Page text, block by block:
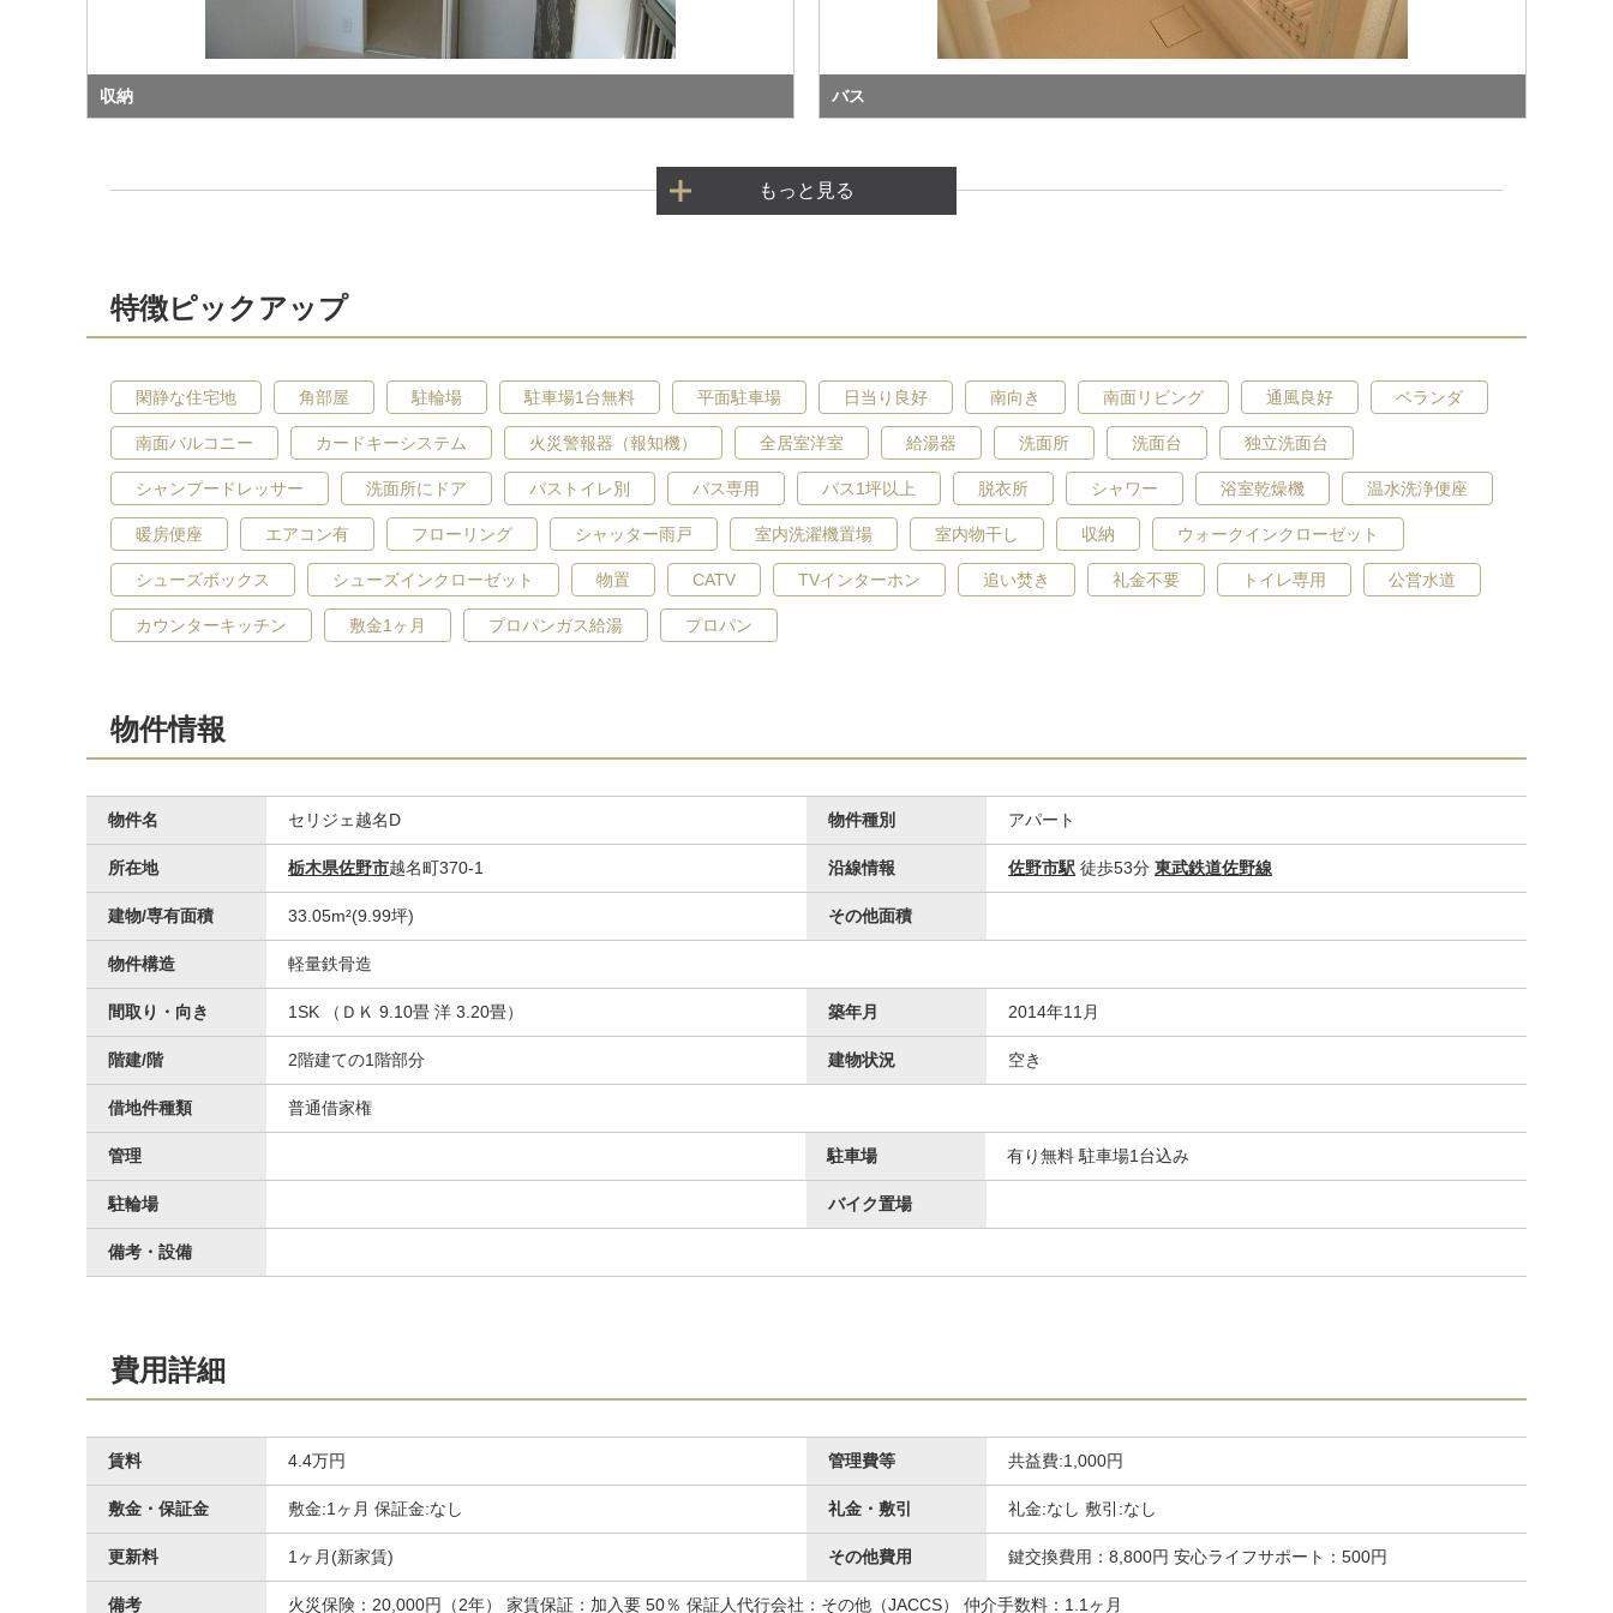
収納 バス
トイレ
洗面台・洗面所
その他設備
その他 その他共用部分
もっと見る
特徴ピックアップ
閑静な住宅地 角部屋 駐輪場 駐車場1台無料 平面駐車場 日当り良好 南向き 南面リビング 通風良好 ベランダ
南面バルコニー カードキーシステム 火災警報器（報知機） 全居室洋室 給湯器 洗面所 洗面台 独立洗面台
シャンプードレッサー 洗面所にドア バストイレ別 バス専用 バス1坪以上 脱衣所 シャワー 浴室乾燥機 温水洗浄便座
暖房便座 エアコン有 フローリング シャッター雨戸 室内洗濯機置場 室内物干し 収納 ウォークインクローゼット
シューズボックス シューズインクローゼット 物置 CATV TVインターホン 追い焚き 礼金不要 トイレ専用 公営水道
カウンターキッチン 敷金1ヶ月 プロパンガス給湯 プロパン
物件情報
物件名 セリジェ越名D 物件種別 アパート
所在地 栃木県佐野市越名町370-1 沿線情報 佐野市駅 徒歩53分 東武鉄道佐野線
建物/専有面積 33.05m²(9.99坪) その他面積
物件構造 軽量鉄骨造
間取り・向き 1SK （ＤＫ 9.10畳 洋 3.20畳） 築年月 2014年11月
階建/階 2階建ての1階部分 建物状況 空き
借地件種類 普通借家権
管理 駐車場 有り無料 駐車場1台込み
駐輪場 バイク置場
備考・設備
費用詳細
賃料 4.4万円 管理費等 共益費:1,000円
敷金・保証金 敷金:1ヶ月 保証金:なし 礼金・敷引 礼金:なし 敷引:なし
更新料 1ヶ月(新家賃) その他費用 鍵交換費用：8,800円 安心ライフサポート：500円
備考 火災保険：20,000円（2年） 家賃保証：加入要 50％ 保証人代行会社：その他（JACCS） 仲介手数料：1.1ヶ月